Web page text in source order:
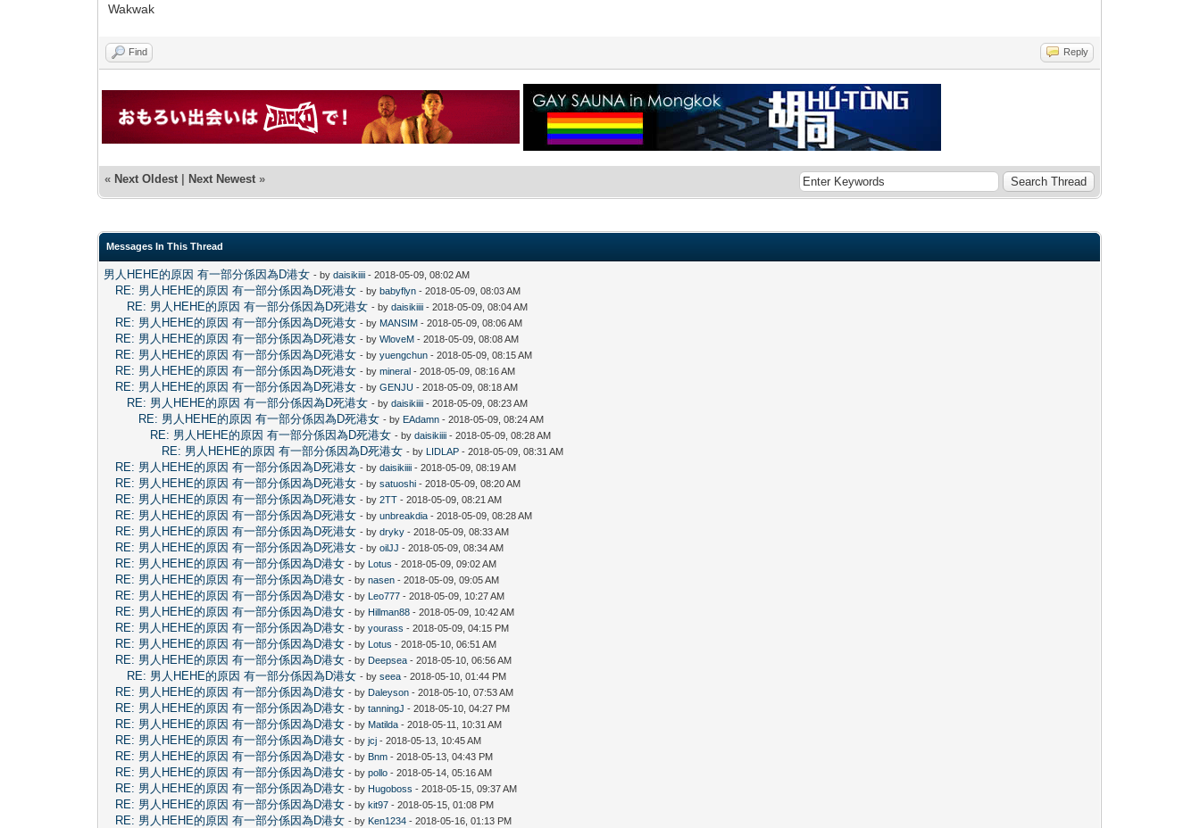
Wakwak
Find Reply
« Next Oldest | Next Newest »
Messages In This Thread
男人HEHE的原因 有一部分係因為D港女 - bydaisikiiii - 2018-05-09, 08:02 AM
RE: 男人HEHE的原因 有一部分係因為D死港女 - bybabyflyn - 2018-05-09, 08:03 AM
RE: 男人HEHE的原因 有一部分係因為D死港女 - bydaisikiiii - 2018-05-09, 08:04 AM
RE: 男人HEHE的原因 有一部分係因為D死港女 - by MANSIM - 2018-05-09, 08:06 AM
RE: 男人HEHE的原因 有一部分係因為D死港女 - byWloveM - 2018-05-09, 08:08 AM
RE: 男人HEHE的原因 有一部分係因為D死港女 - byyuengchun - 2018-05-09, 08:15 AM
RE: 男人HEHE的原因 有一部分係因為D死港女 - bymineral - 2018-05-09, 08:16 AM
RE: 男人HEHE的原因 有一部分係因為D死港女 - byGENJU - 2018-05-09, 08:18 AM
RE: 男人HEHE的原因 有一部分係因為D死港女 - bydaisikiiii - 2018-05-09, 08:23 AM
RE: 男人HEHE的原因 有一部分係因為D死港女 - by EAdamn - 2018-05-09, 08:24 AM
RE: 男人HEHE的原因 有一部分係因為D死港女 - bydaisikiiii - 2018-05-09, 08:28 AM
RE: 男人HEHE的原因 有一部分係因為D死港女 - by LIDLAP - 2018-05-09, 08:31 AM
RE: 男人HEHE的原因 有一部分係因為D死港女 - bydaisikiiii - 2018-05-09, 08:19 AM
RE: 男人HEHE的原因 有一部分係因為D死港女 - bysatuoshi - 2018-05-09, 08:20 AM
RE: 男人HEHE的原因 有一部分係因為D死港女 - by2TT - 2018-05-09, 08:21 AM
RE: 男人HEHE的原因 有一部分係因為D死港女 - byunbreakdia - 2018-05-09, 08:28 AM
RE: 男人HEHE的原因 有一部分係因為D死港女 - bydryky - 2018-05-09, 08:33 AM
RE: 男人HEHE的原因 有一部分係因為D死港女 - byoilJJ - 2018-05-09, 08:34 AM
RE: 男人HEHE的原因 有一部分係因為D港女 - by Lotus - 2018-05-09, 09:02 AM
RE: 男人HEHE的原因 有一部分係因為D港女 - bynasen - 2018-05-09, 09:05 AM
RE: 男人HEHE的原因 有一部分係因為D港女 - by Leo777 - 2018-05-09, 10:27 AM
RE: 男人HEHE的原因 有一部分係因為D港女 - by Hillman88 - 2018-05-09, 10:42 AM
RE: 男人HEHE的原因 有一部分係因為D港女 - byyourass - 2018-05-09, 04:15 PM
RE: 男人HEHE的原因 有一部分係因為D港女 - by Lotus - 2018-05-10, 06:51 AM
RE: 男人HEHE的原因 有一部分係因為D港女 - by Deepsea - 2018-05-10, 06:56 AM
RE: 男人HEHE的原因 有一部分係因為D港女 - byseea - 2018-05-10, 01:44 PM
RE: 男人HEHE的原因 有一部分係因為D港女 - by Daleyson - 2018-05-10, 07:53 AM
RE: 男人HEHE的原因 有一部分係因為D港女 - bytanningJ - 2018-05-10, 04:27 PM
RE: 男人HEHE的原因 有一部分係因為D港女 - by Matilda - 2018-05-11, 10:31 AM
RE: 男人HEHE的原因 有一部分係因為D港女 - byjcj - 2018-05-13, 10:45 AM
RE: 男人HEHE的原因 有一部分係因為D港女 - by Bnm - 2018-05-13, 04:43 PM
RE: 男人HEHE的原因 有一部分係因為D港女 - bypollo - 2018-05-14, 05:16 AM
RE: 男人HEHE的原因 有一部分係因為D港女 - by Hugoboss - 2018-05-15, 09:37 AM
RE: 男人HEHE的原因 有一部分係因為D港女 - bykit97 - 2018-05-15, 01:08 PM
RE: 男人HEHE的原因 有一部分係因為D港女 - by Ken1234 - 2018-05-16, 01:13 PM